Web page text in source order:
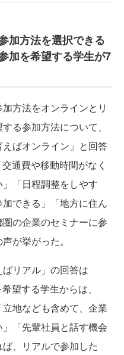
加方法を選択できる
加を希望する学生が7
方法をオンラインとリ
る参加方法について、
えばオンライン」と回答
通費や移動時間がなく
「日程調整をしやす
できる」「地方に住ん
の企業のセミナーに参
が挙がった。
リアル」の回答は
望する学生からは、
立地なども含めて、企業
「先輩社員と話す機会
、リアルで参加した